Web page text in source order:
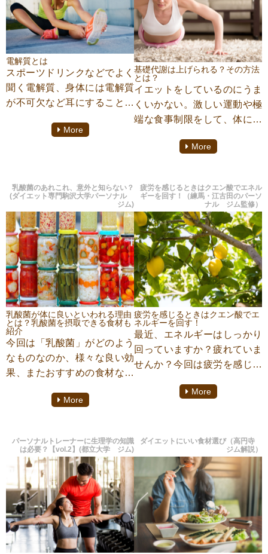
専門パーソナルジム
『TRAINER’S GYM(トレーナ
ーズジム)駒沢大学』にてパー
ソナルトレーニングをしてお
ります、小野厚太朗がご案内
致します。
電解質とは
スポーツドリンクなどでよく
聞く電解質、身体には電解質
が不可欠など耳にすることか
そんな電解質なぜ必要か？ま
More
基礎代謝は上げられる？その方法
とは？
イエットをしているのにうま
くいかない。激しい運動や極
端な食事制限をして、体に負
なかやせられない原因は、基
もしれません。では、どうす
れば代謝を上げることができ
るのでしょうか。今回はそん
な「ダイエット」に関係の深
い「代謝」についてダイエッ
ト専門駒沢大学パーソナルジ
ム『TRAINER’S GYM(トレー
ナーズジム)』にてパーソナル
トレーニングをしておりま
す、【吉村祥子】がご紹介致
します。
More
乳酸菌のあれこれ、意外と知らない？
(ダイエット専門駒沢大学パーソナル
ジム)
乳酸菌が体に良いといわれる理由
とは？乳酸菌を摂取できる食材も
紹介
今回は「乳酸菌」がどのよう
なものなのか、様々な良い効
果、またおすすめの食材など
ト専門駒沢大学パーソナルジ
トレーニングをしておりま
す、【吉村祥子】がご案内致
します。
More
疲労を感じるときはクエン酸でエネル
ギーを回す！（練馬・江古田のパーソ
ナル ジム監修）
疲労を感じるときはクエン酸でエ
ネルギーを回す！
最近、エネルギーはしっかり
回っていますか？疲れていま
せんか？今回は疲労を感じる
『Trainer’s gym(トレーナーズ
More
パーソナルトレーナーに生理学の知識
は必要？【vol.2】(都立大学 ジム)
ダイエットにいい食材選び（高円寺
ジム解説）